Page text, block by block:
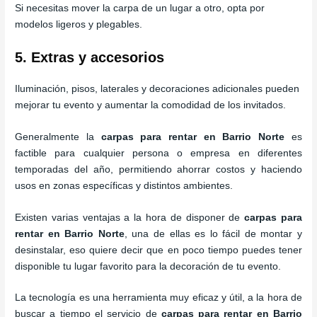
Si necesitas mover la carpa de un lugar a otro, opta por
modelos ligeros y plegables.
5. Extras y accesorios
Iluminación, pisos, laterales y decoraciones adicionales pueden
mejorar tu evento y aumentar la comodidad de los invitados.
Generalmente la carpas para rentaren Barrio Norte es
factible para cualquier persona o empresa en diferentes
temporadas del año, permitiendo ahorrar costos y haciendo
usos en zonas específicas y distintos ambientes.
Existen varias ventajas a la hora de disponer decarpas para
rentaren Barrio Norte, una de ellas es lo fácil de montar y
desinstalar, eso quiere decir que en poco tiempo puedes tener
disponible tu lugar favorito para la decoración de tu evento.
La tecnología es una herramienta muy eficaz y útil, a la hora de
buscar a tiempo el servicio de carpas para rentaren Barrio